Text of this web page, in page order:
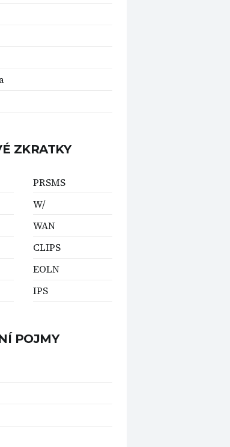
ZKRATKY
PRSMS
W/
WAN
CLIPS
EOLN
IPS
POJMY